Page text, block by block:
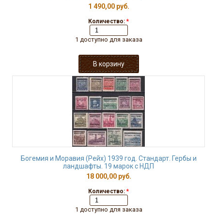
1 490,00 руб.
Количество: *
1 доступно для заказа
Богемия и Моравия (Рейх) 1939 год. Стандарт. Гербы и
ландшафты. 19 марок с НДП
18 000,00 руб.
Количество: *
1 доступно для заказа